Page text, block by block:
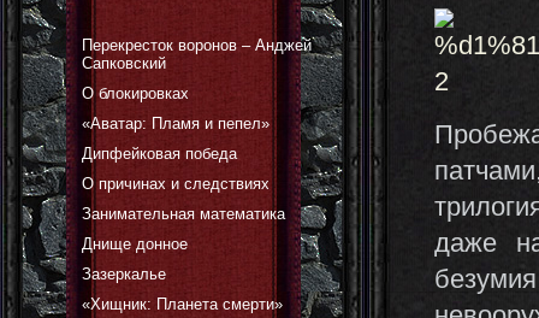
Перекресток воронов – Анджей
Сапковский
О блокировках
«Аватар: Пламя и пепел»
Дипфейковая победа
О причинах и следствиях
Занимательная математика
Днище донное
Зазеркалье
«Хищник: Планета смерти»
даже